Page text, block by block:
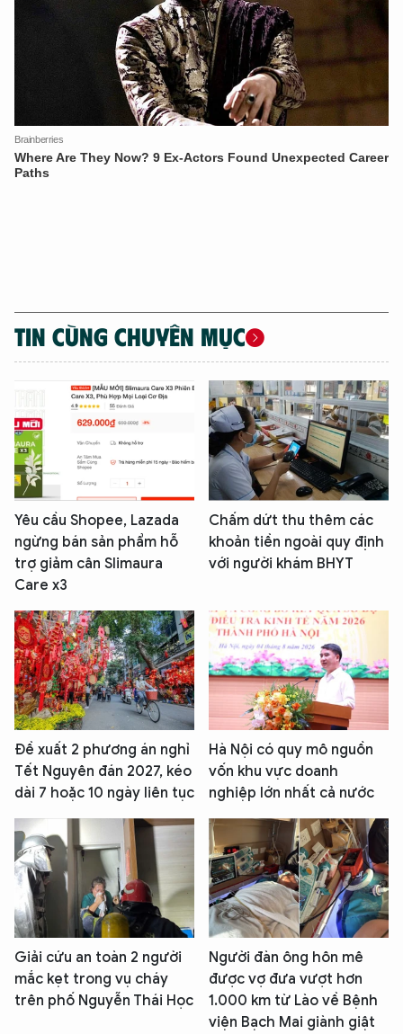
TIN CÙNG CHUYÊN MỤC
Yêu cầu Shopee, Lazada
ngừng bán sản phẩm hỗ
trợ giảm cân Slimaura
Care x3
Chấm dứt thu thêm các
khoản tiền ngoài quy định
với người khám BHYT
Đề xuất 2 phương án nghỉ
Tết Nguyên đán 2027, kéo
dài 7 hoặc 10 ngày liên tục
Hà Nội có quy mô nguồn
vốn khu vực doanh
nghiệp lớn nhất cả nước
Giải cứu an toàn 2 người
mắc kẹt trong vụ cháy
trên phố Nguyễn Thái Học
Người đàn ông hôn mê
được vợ đưa vượt hơn
1.000 km từ Lào về Bệnh
viện Bạch Mai giành giật
TÔI LÀ CHATBOT CỦA
Hãy hỏi tôi bất kỳ điều gì bạn cần biết về
An Ninh Thủ Đô nhé. Tôi sẵn sàng hỗ trợ!